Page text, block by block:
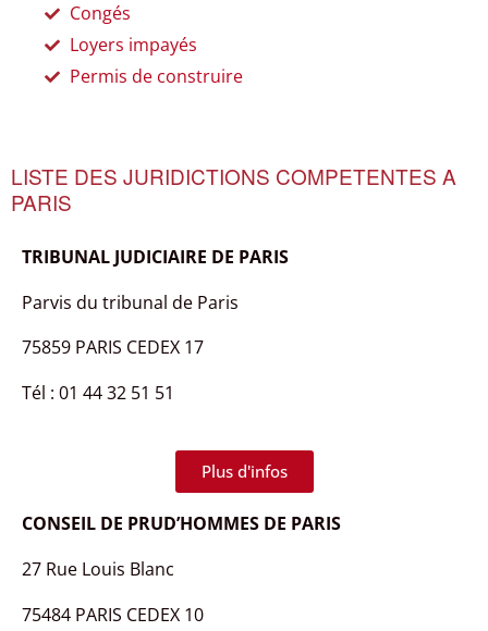
Congés
Loyers impayés
Permis de construire
LISTE DES JURIDICTIONS COMPETENTES A
PARIS
TRIBUNAL JUDICIAIRE DE PARIS
Parvis du tribunal de Paris
75859 PARIS CEDEX 17
Tél : 01 44 32 51 51
Plus d'infos
CONSEIL DE PRUD’HOMMES DE PARIS
27 Rue Louis Blanc
75484 PARIS CEDEX 10